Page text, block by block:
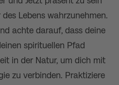
Lebens wahrzunehmen.
achte darauf, dass deine
spirituellen Pfad
in der Natur, um dich mit
zu verbinden. Praktiziere